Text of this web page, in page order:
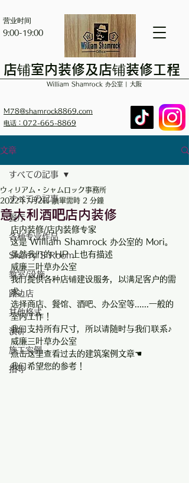
营业时间
9:00-19:00
店铺室内装修及店铺装修工程
William Shamrock 办公室 | 大阪
M78@shamrock8869.com
电话：072-665-8869
文章
すべての記事
餐厅
各种专业作品
Sherry'S Room
教室/设施
路边店
其他格式
演讲
施工实例
指导
すべての記事
意大利酒吧店内装修
ウィリアム・シャムロック事務所
2022年7月2日 讀畢需時 2 分鐘
店内装修/店内装修专家
这是 William Shamrock 办公室的 Mori。
虽然我们的 HP 上也有描述
威廉三叶草办公室
我们提供各种店铺建设服务，以满足客户的需
求。
选择商店、餐馆、酒吧、办公室等......一般的
室内工作！
我们支持所有尺寸，所以请随时与我们联系♪
威廉三叶草办公室
点击这里查看过去的建筑案例文章☚
我们希望您的参考！